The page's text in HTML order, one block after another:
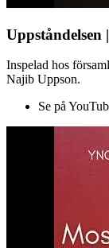
Uppståndelsen
Inspelad hos
Najib Uppson.
Se på